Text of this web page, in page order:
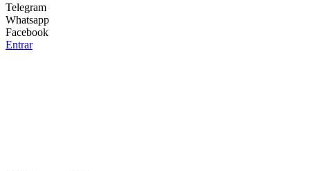
Telegram
Whatsapp
Facebook
Entrar